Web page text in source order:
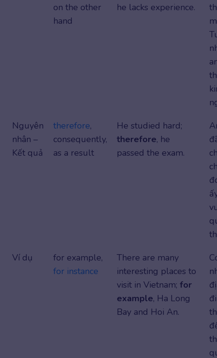
on the other
hand
he lacks experience.
Nguyên
nhân –
Kết quả
therefore,
consequently,
as a result
He studied hard;
therefore, he
passed the exam.
Ví dụ
for example,
for instance
There are many
interesting places to
visit in Vietnam; for
example, Ha Long
Bay and Hoi An.